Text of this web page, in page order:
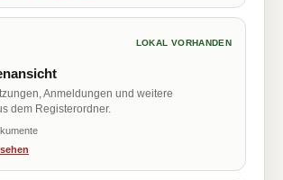
LOKAL VORHANDEN
Anmeldungen und weitere
dem Registerordner.